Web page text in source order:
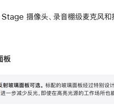
摄像头、录音棚级麦克风和
也能保持出色画质。
板
射玻璃面板可选。 标配的玻璃面板经过特别设
进一步减少反光，即使在高亮光源的工作场所也